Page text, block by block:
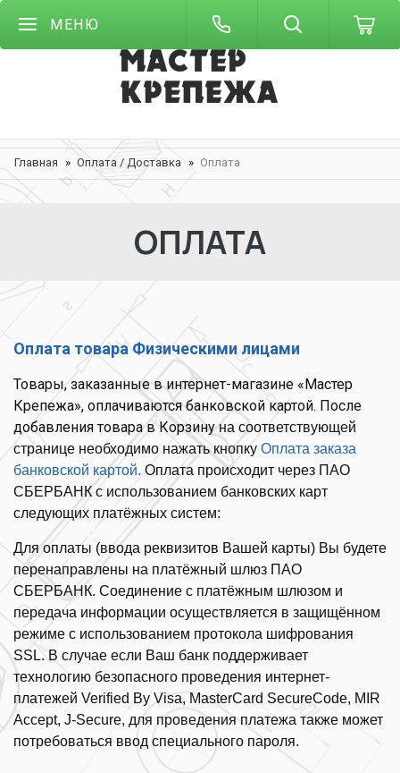
МЕНЮ
Главная Оплата / Доставка Оплата
ОПЛАТА
Оплата товара Физическими лицами
Товары, заказанные в интернет-магазине «Мастер
Крепежа», оплачиваются банковской картой. После
добавления товара в Корзинуна соответствующей
странице необходимо нажать кнопку Оплата заказа
банковской картой. Оплата происходит через ПАО
СБЕРБАНК с использованием банковских карт
следующих платёжных систем:
Для оплаты (ввода реквизитов Вашей карты) Вы будете
перенаправлены на платёжный шлюз ПАО
СБЕРБАНК. Соединение с платёжным шлюзом и
передача информации осуществляется в защищённом
режиме с использованием протокола шифрования
SSL. В случае если Ваш банк поддерживает
технологию безопасного проведения интернет-
платежей Verified By Visa, MasterCard SecureCode, MIR
Accept, J-Secure, для проведения платежа также может
потребоваться ввод специального пароля.